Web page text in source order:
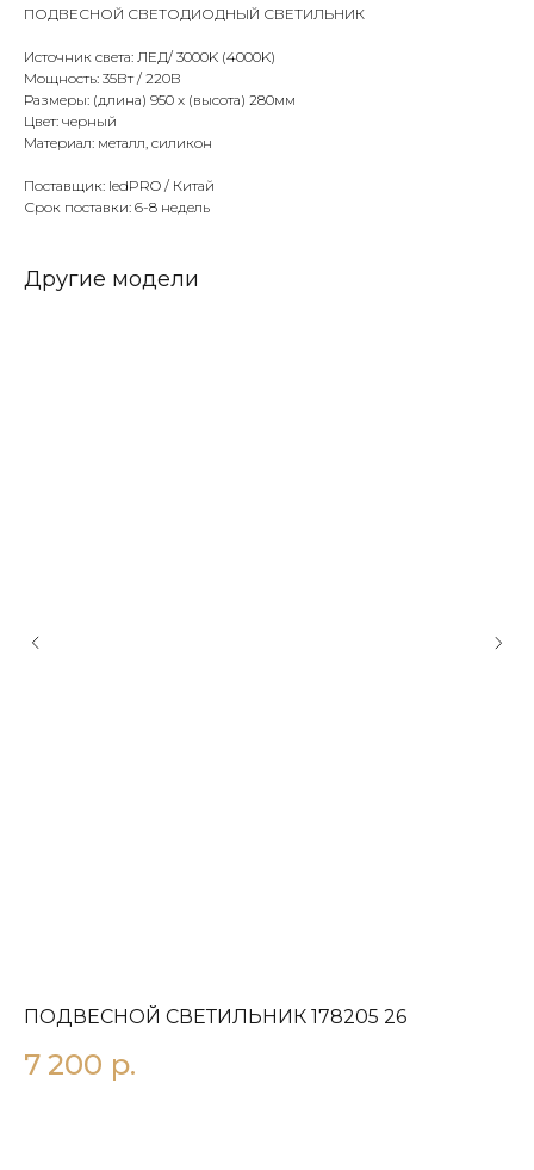
ПОДВЕСНОЙ СВЕТОДИОДНЫЙ СВЕТИЛЬНИК
Источник света: ЛЕД/ 3000K (4000K)
Мощность: 35Вт / 220В
Размеры: (длина) 950 х (высота) 280мм
Цвет: черный
Материал: металл, силикон
Поставщик: ledPRO / Китай
Срок поставки: 6-8 недель
Другие модели
ПОДВЕСНОЙ СВЕТИЛЬНИК 178205 26
7 200 р.